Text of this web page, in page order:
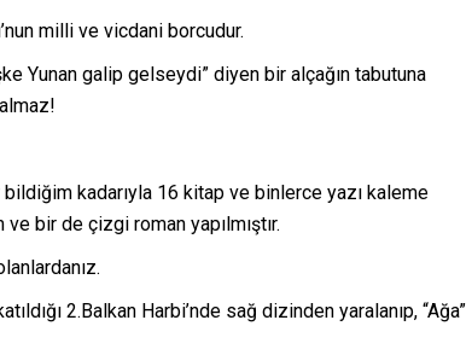
milli ve vicdani borcudur.
Yunan galip gelseydi” diyen bir alçağın tabutuna
bildiğim kadarıyla 16 kitap ve binlerce yazı kaleme
bir de çizgi roman yapılmıştır.
2.Balkan Harbi’nde sağ dizinden yaralanıp, “Ağa”